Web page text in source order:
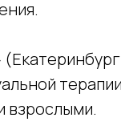
взрослыми.